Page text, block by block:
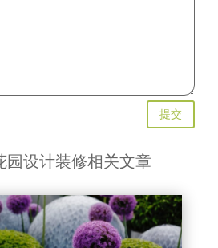
提交
园设计装修相关文章